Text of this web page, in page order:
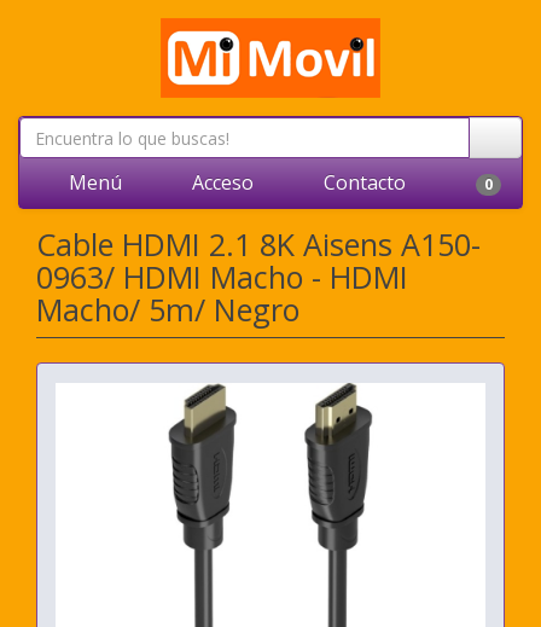
Menú Acceso Contacto 0
Cable HDMI 2.1 8K Aisens A150-
0963/ HDMI Macho - HDMI
Macho/ 5m/ Negro